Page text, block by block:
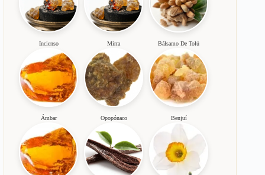
Incienso Mirra Bálsamo De Tolú
Ámbar Opopónaco Benjuí